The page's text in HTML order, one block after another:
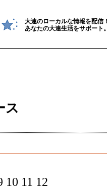
大連のローカルな情報を配信
あなたの大連生活をサポート
ス
10 11 12